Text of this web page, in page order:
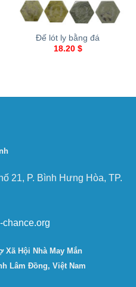
Đế lót ly bằng đá
18.20 $
21, P. Bình Hưng Hòa, TP.
chance.org
Xã Hội Nhà May Mắn
Lâm Đồng, Việt Nam